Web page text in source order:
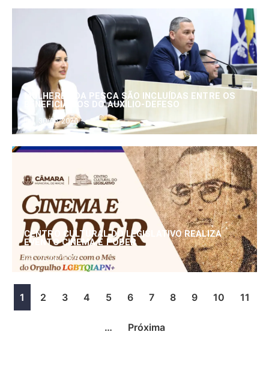
MULHERES DA PESCA SÃO INCLUÍDAS ENTRE OS
BENEFICIÁRIOS DO AUXÍLIO-DEFESO
30/06/2026
CENTRO CULTURAL DO LEGISLATIVO REALIZA
EVENTO CINEMA E PODER
25/06/2026
1 2 3 4 5 6 7 8 9 10 11
… Próxima